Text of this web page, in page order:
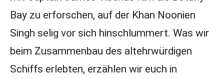
Bay zu erforschen, auf der Khan Noonien
Singh selig vor sich hinschlummert. Was wir
beim Zusammenbau des altehrwürdigen
Schiffs erlebten, erzählen wir euch in